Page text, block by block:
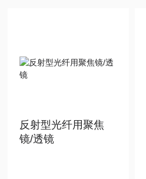
反射型光纤用聚焦
镜/透镜